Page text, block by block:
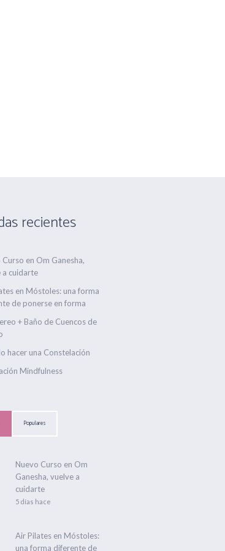
recientes
Curso en Om Ganesha,
a cuidarte
en Móstoles: una forma
de ponerse en forma
+ Baño de Cuencos de
hacer una Constelación
Mindfulness
Populares
Nuevo Curso en Om
Ganesha, vuelve a
cuidarte
5 días hace
Air Pilates en Móstoles:
una forma diferente de